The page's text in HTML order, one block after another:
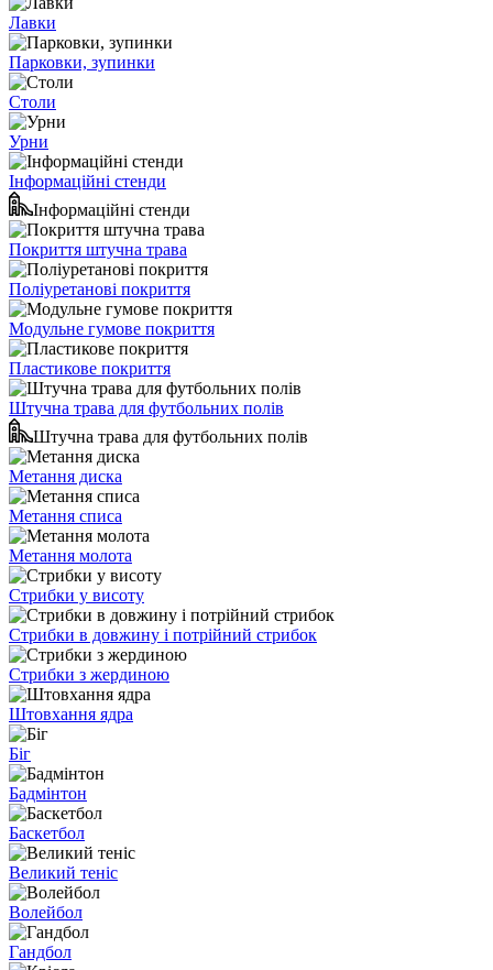
Лавки
Парковки, зупинки
Столи
Урни
Інформаційні стенди
Інформаційні стенди
Покриття штучна трава
Поліуретанові покриття
Модульне гумове покриття
Пластикове покриття
Штучна трава для футбольних полів
Штучна трава для футбольних полів
Метання диска
Метання списа
Метання молота
Стрибки у висоту
Стрибки в довжину і потрійний стрибок
Стрибки з жердиною
Штовхання ядра
Біг
Бадмінтон
Баскетбол
Великий теніс
Волейбол
Гандбол